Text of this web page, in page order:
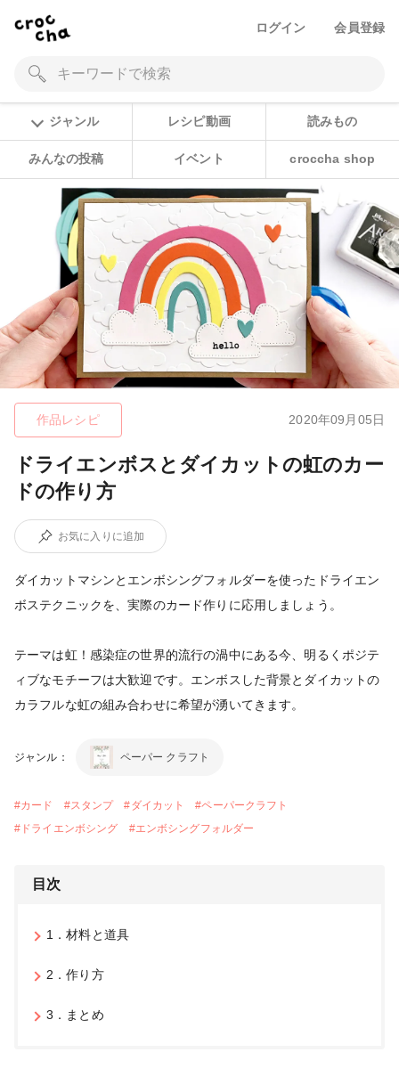
ログイン 会員登録
ジャンル レシピ動画 読みもの
みんなの投稿 イベント croccha shop
作品レシピ 2020年09月05日
ドライエンボスとダイカットの虹のカー
ドの作り方
お気に入りに追加
ダイカットマシンとエンボシングフォルダーを使ったドライエン
ボステクニックを、実際のカード作りに応用しましょう。
テーマは虹！感染症の世界的流行の渦中にある今、明るくポジテ
ィブなモチーフは大歓迎です。エンボスした背景とダイカットの
カラフルな虹の組み合わせに希望が湧いてきます。
ジャンル： ペーパー クラフト
#カード #スタンプ #ダイカット #ペーパークラフト
# ドライエンボシング #エンボシングフォルダー
目次
1．材料と道具
2．作り方
3．まとめ